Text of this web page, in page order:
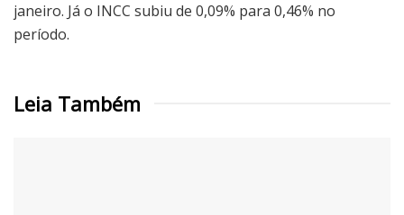
janeiro. Já o INCC subiu de 0,09% para 0,46% no
período.
Leia Também